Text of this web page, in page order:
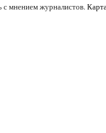
с мнением журналистов.